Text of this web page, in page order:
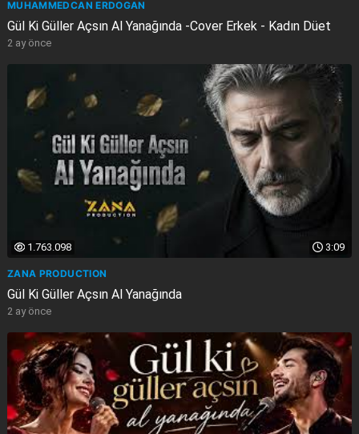
MUHAMMEDCAN ERDOGAN
Gül Ki Güller Açsın Al Yanağında -Cover Erkek - Kadın Düet
2 ay önce
3:09
1.763.098
ZANA PRODUCTION
Gül Ki Güller Açsın Al Yanağında
2 ay önce